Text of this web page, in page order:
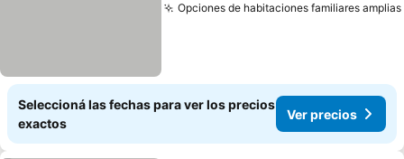
Opciones de habitaciones familiares amplias
Seleccioná las fechas para ver los precios
exactos
Ver precios